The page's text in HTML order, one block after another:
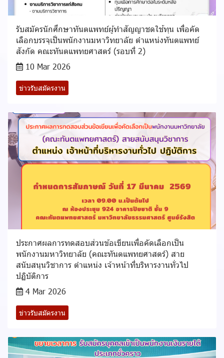
รับสมัครนักศึกษาทันตแพทย์ผู้ทำสัญญาชดใช้ทุน เพื่อคัด
เลือกบรรจุเป็นพนักงานมหาวิทยาลัย ตำแหน่งทันตแพทย์
สังกัด คณะทันตแพทยศาสตร์ (รอบที่ 2)
10 Mar 2026
ข่าวรับสมัครงาน
ประกาศผลการทดสอบส่วนข้อเขียนเพื่อคัดเลือกเป็น
พนักงานมหาวิทยาลัย (คณะทันตแพทยศาสตร์) สาย
สนับสนุนวิชาการ ตำแหน่ง เจ้าหน้าที่บริหารงานทั่วไป
ปฏิบัติการ
4 Mar 2026
ข่าวรับสมัครงาน